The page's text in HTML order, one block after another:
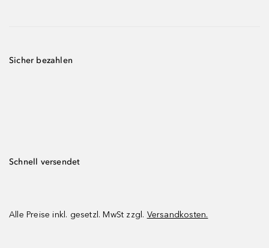
Sicher bezahlen
Schnell versendet
Alle Preise inkl. gesetzl. MwSt zzgl. Versandkosten.